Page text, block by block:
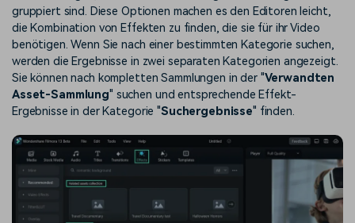
gruppiert sind. Diese Optionen machen es den Editoren leicht,
die Kombination von Effekten zu finden, die sie für ihr Video
benötigen. Wenn Sie nach einer bestimmten Kategorie suchen,
werden die Ergebnisse in zwei separaten Kategorien angezeigt.
Sie können nach kompletten Sammlungen in der "Verwandten
Asset-Sammlung" suchen und entsprechende Effekt-
Ergebnisse in der Kategorie "Suchergebnisse" finden.